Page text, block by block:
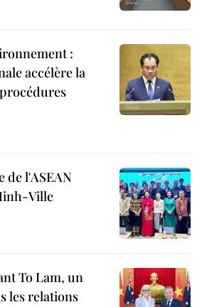
:
accélère la
de l'ASEAN
Ville
To Lam, un
les relations